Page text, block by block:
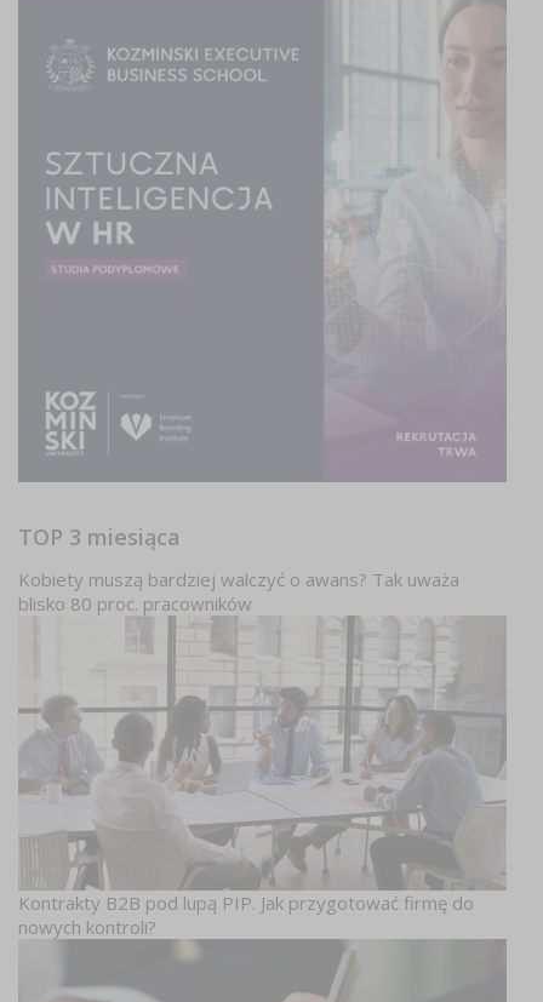
TOP 3 miesiąca
Kobiety muszą bardziej walczyć o awans? Tak uważa
blisko 80 proc. pracowników
Kontrakty B2B pod lupą PIP. Jak przygotować firmę do
nowych kontroli?